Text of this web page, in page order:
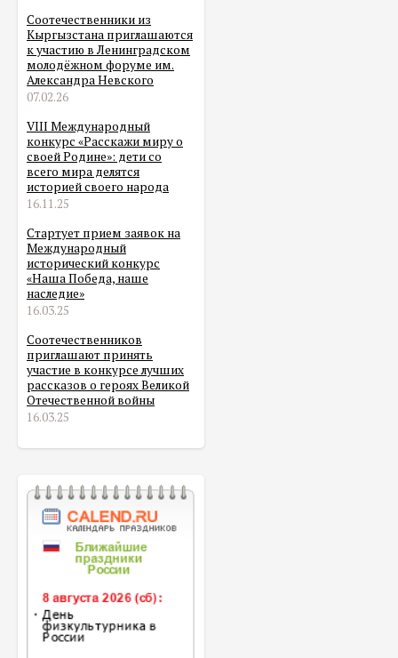
Соотечественники из
Кыргызстана приглашаются
к участию в Ленинградском
молодёжном форуме им.
Александра Невского
07.02.26
VIII Международный
конкурс «Расскажи миру о
своей Родине»: дети со
всего мира делятся
историей своего народа
16.11.25
Стартует прием заявок на
Международный
исторический конкурс
«Наша Победа, наше
наследие»
16.03.25
Соотечественников
приглашают принять
участие в конкурсе лучших
рассказов о героях Великой
Отечественной войны
16.03.25